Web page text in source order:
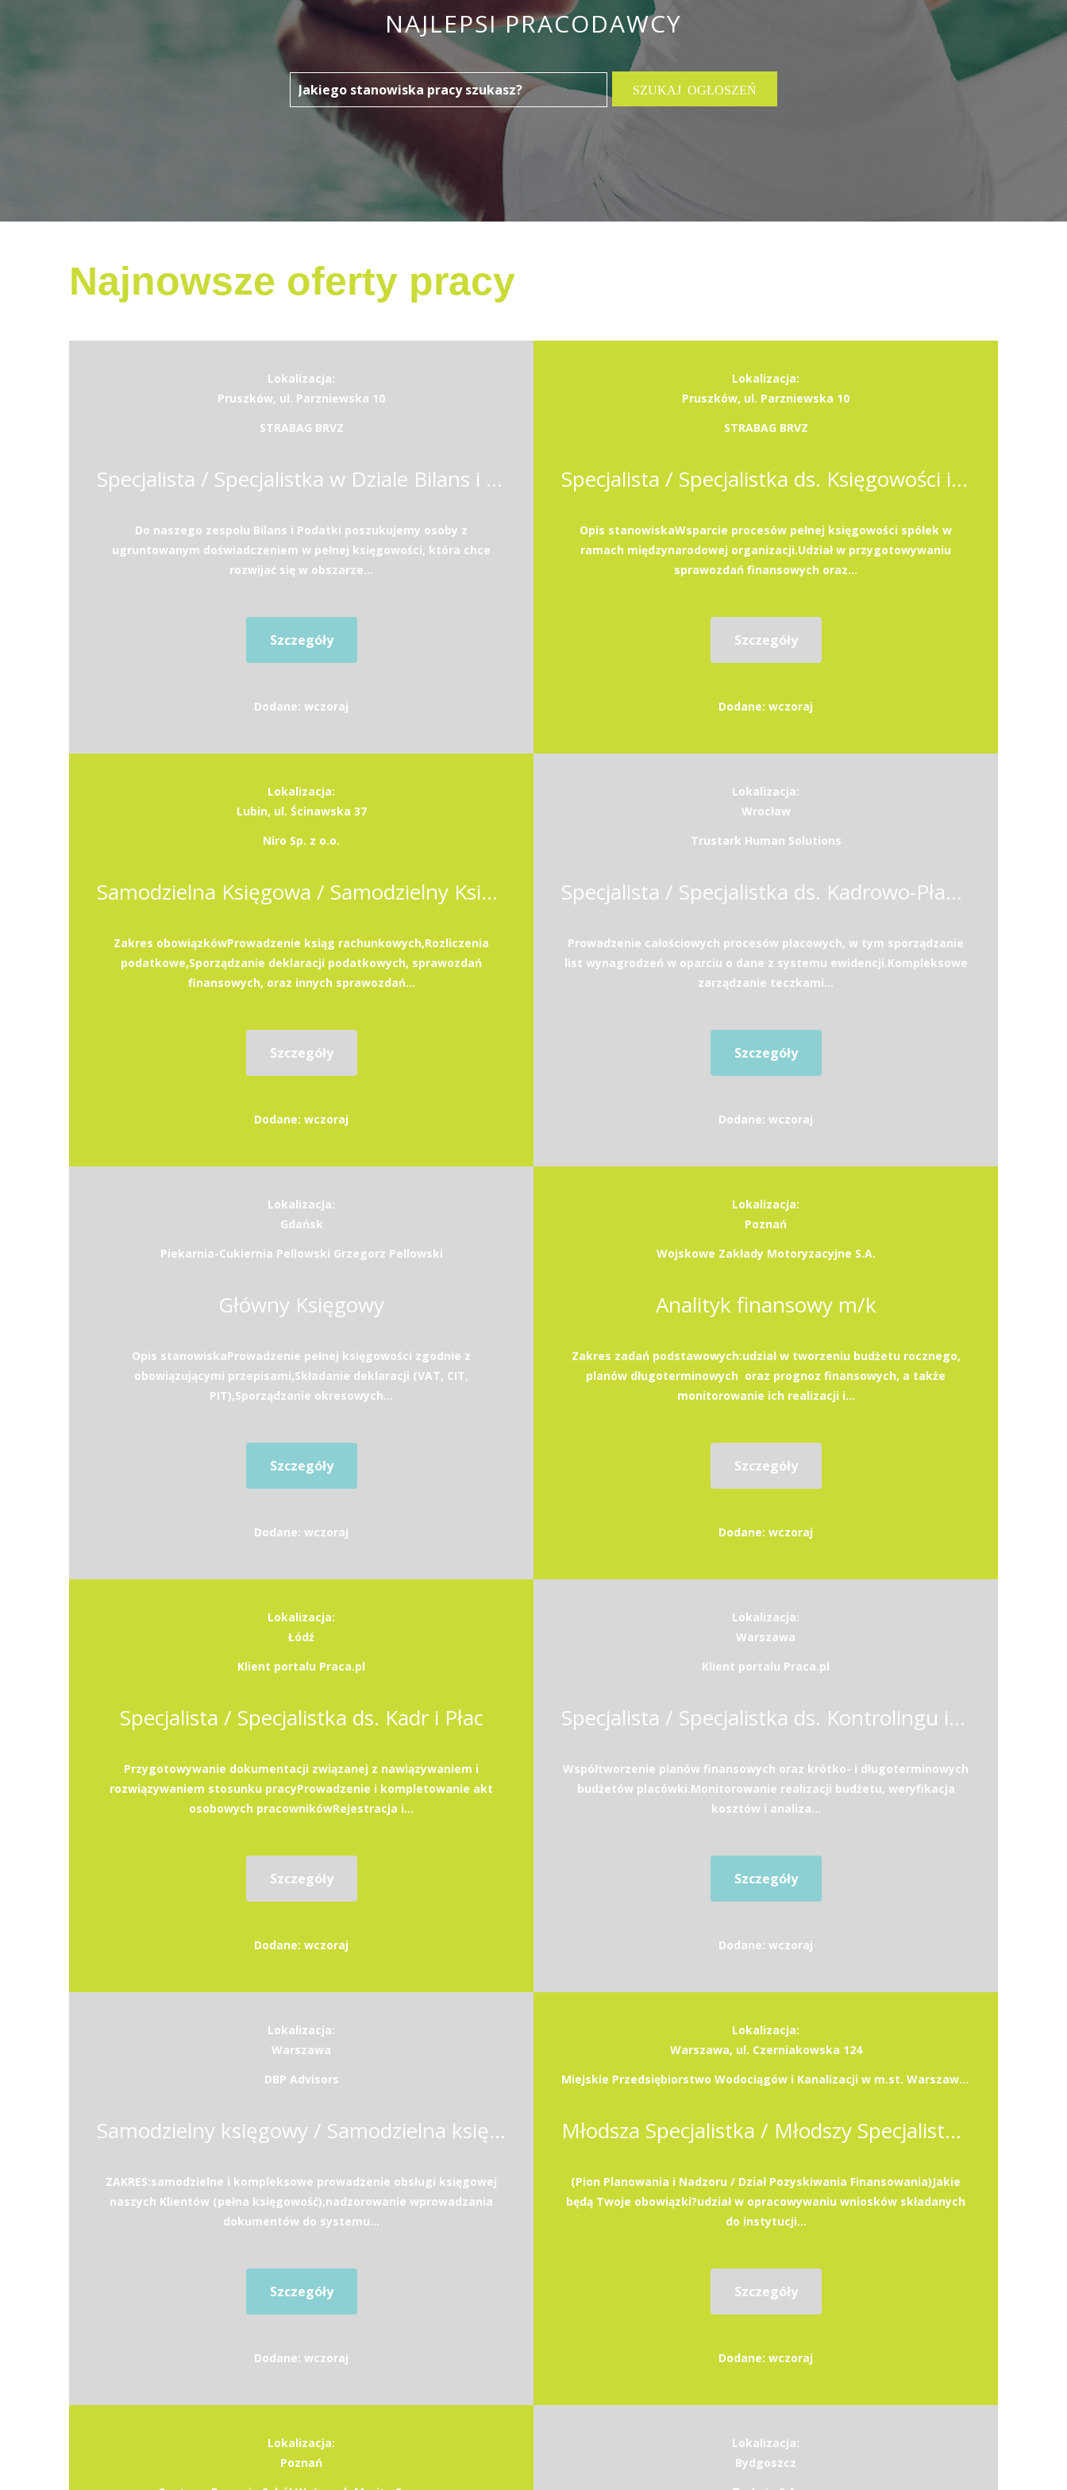
NAJLEPSI PRACODAWCY
Najnowsze oferty pracy
Lokalizacja:
Pruszków, ul. Parzniewska 10
STRABAG BRVZ
Specjalista / Specjalistka w Dziale Bilans i Podatki
Do naszego zespołu Bilans i Podatki poszukujemy osoby z
ugruntowanym doświadczeniem w pełnej księgowości, która chce
rozwijać się w obszarze...
Szczegóły
Dodane: wczoraj
Lokalizacja:
Pruszków, ul. Parzniewska 10
STRABAG BRVZ
Specjalista / Specjalistka ds. Księgowości i Podatków
Opis stanowiskaWsparcie procesów pełnej księgowości spółek w
ramach międzynarodowej organizacji.Udział w przygotowywaniu
sprawozdań finansowych oraz...
Szczegóły
Dodane: wczoraj
Lokalizacja:
Lubin, ul. Ścinawska 37
Niro Sp. z o.o.
Samodzielna Księgowa / Samodzielny Księgowy
Zakres obowiązkówProwadzenie ksiąg rachunkowych,Rozliczenia
podatkowe,Sporządzanie deklaracji podatkowych, sprawozdań
finansowych, oraz innych sprawozdań...
Szczegóły
Dodane: wczoraj
Lokalizacja:
Wrocław
Trustark Human Solutions
Specjalista / Specjalistka ds. Kadrowo-Płacowych
Prowadzenie całościowych procesów płacowych, w tym sporządzanie
list wynagrodzeń w oparciu o dane z systemu ewidencji.Kompleksowe
zarządzanie teczkami...
Szczegóły
Dodane: wczoraj
Lokalizacja:
Gdańsk
Piekarnia-Cukiernia Pellowski Grzegorz Pellowski
Główny Księgowy
Opis stanowiskaProwadzenie pełnej księgowości zgodnie z
obowiązującymi przepisami,Składanie deklaracji (VAT, CIT,
PIT),Sporządzanie okresowych...
Szczegóły
Dodane: wczoraj
Lokalizacja:
Poznań
Wojskowe Zakłady Motoryzacyjne S.A.
Analityk finansowy m/k
Zakres zadań podstawowych:udział w tworzeniu budżetu rocznego,
planów długoterminowych oraz prognoz finansowych, a także
monitorowanie ich realizacji i...
Szczegóły
Dodane: wczoraj
Lokalizacja:
Łódź
Klient portalu Praca.pl
Specjalista / Specjalistka ds. Kadr i Płac
Przygotowywanie dokumentacji związanej z nawiązywaniem i
rozwiązywaniem stosunku pracyProwadzenie i kompletowanie akt
osobowych pracownikówRejestracja i...
Szczegóły
Dodane: wczoraj
Lokalizacja:
Warszawa
Klient portalu Praca.pl
Specjalista / Specjalistka ds. Kontrolingu i Analiz Finansowych w Sektorze Medycznym
Współtworzenie planów finansowych oraz krótko- i długoterminowych
budżetów placówki.Monitorowanie realizacji budżetu, weryfikacja
kosztów i analiza...
Szczegóły
Dodane: wczoraj
Lokalizacja:
Warszawa
DBP Advisors
Samodzielny księgowy / Samodzielna księgowa ze znajomością jęz. angielskiego
ZAKRES:samodzielne i kompleksowe prowadzenie obsługi księgowej
naszych Klientów (pełna księgowość),nadzorowanie wprowadzania
dokumentów do systemu...
Szczegóły
Dodane: wczoraj
Lokalizacja:
Warszawa, ul. Czerniakowska 124
Miejskie Przedsiębiorstwo Wodociągów i Kanalizacji w m.st. Warszawie S.A.
Młodsza Specjalistka / Młodszy Specjalista -Starsza Specjalistka / Starszy Specjalista ds. Pozyskiwania Finansowania (k/m/n)
(Pion Planowania i Nadzoru / Dział Pozyskiwania Finansowania)Jakie
będą Twoje obowiązki?udział w opracowywaniu wniosków składanych
do instytucji...
Szczegóły
Dodane: wczoraj
Lokalizacja:
Poznań
Lokalizacja:
Bydgoszcz